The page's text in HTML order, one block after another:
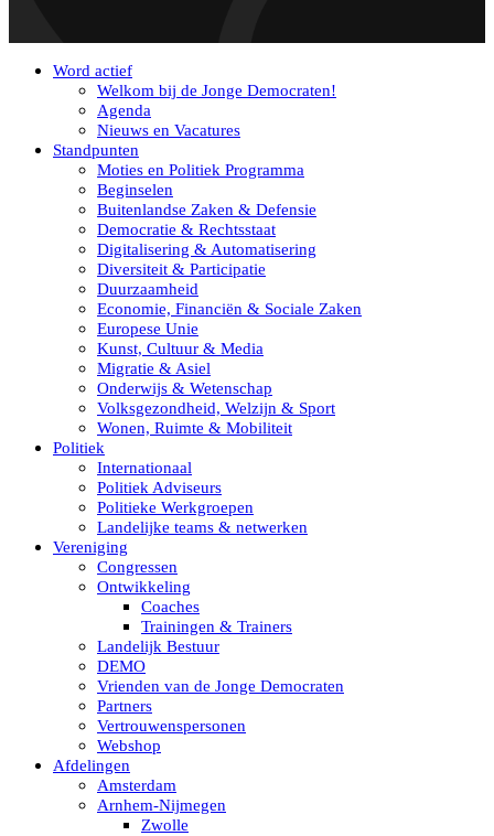
Word actief
Welkom bij de Jonge Democraten!
Agenda
Nieuws en Vacatures
Standpunten
Moties en Politiek Programma
Beginselen
Buitenlandse Zaken & Defensie
Democratie & Rechtsstaat
Digitalisering & Automatisering
Diversiteit & Participatie
Duurzaamheid
Economie, Financiën & Sociale Zaken
Europese Unie
Kunst, Cultuur & Media
Migratie & Asiel
Onderwijs & Wetenschap
Volksgezondheid, Welzijn & Sport
Wonen, Ruimte & Mobiliteit
Politiek
Internationaal
Politiek Adviseurs
Politieke Werkgroepen
Landelijke teams & netwerken
Vereniging
Congressen
Ontwikkeling
Coaches
Trainingen & Trainers
Landelijk Bestuur
DEMO
Vrienden van de Jonge Democraten
Partners
Vertrouwenspersonen
Webshop
Afdelingen
Amsterdam
Arnhem-Nijmegen
Zwolle